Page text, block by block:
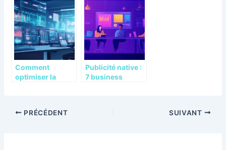
de
visioconference
pour votre
entreprise
pour vos besoins
Comment
optimiser la
temps réel ?
Publicité native :
7 business
PRÉCÉDENT SUIVANT